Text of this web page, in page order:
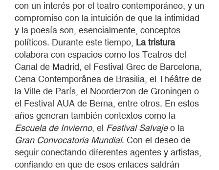
con un interés por el teatro contemporáneo, y un
compromiso con la intuición de que la intimidad
y la poesía son, esencialmente, conceptos
políticos. Durante este tiempo, La tristura
colabora con espacios como los Teatros del
Canal de Madrid, el Festival Grec de Barcelona,
Cena Contemporânea de Brasilia, el Théâtre de
la Ville de París, el Noorderzon de Groningen o
el Festival AUA de Berna, entre otros. En estos
años generan también contextos como la
Escuela de Invierno, el Festival Salvajeo la
Gran Convocatoria Mundial. Con el deseo de
seguir conectando diferentes agentes y artistas,
confiando en que de esos enlaces saldrán